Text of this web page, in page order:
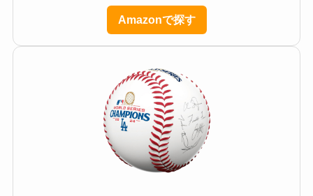
Amazonで探す